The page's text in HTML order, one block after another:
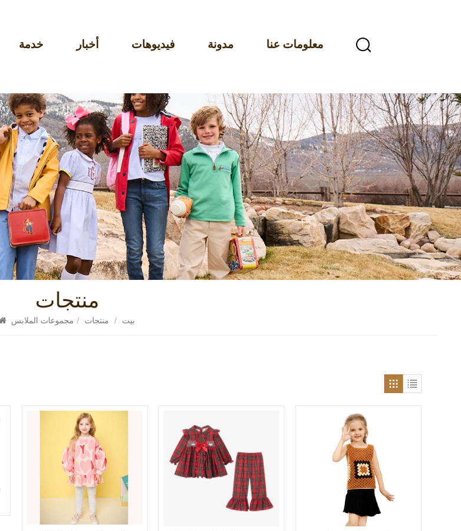
خدمة أخبار فيديوهات مدونة معلومات عنا
منتجات
بيت / منتجات / مجموعات الملابس